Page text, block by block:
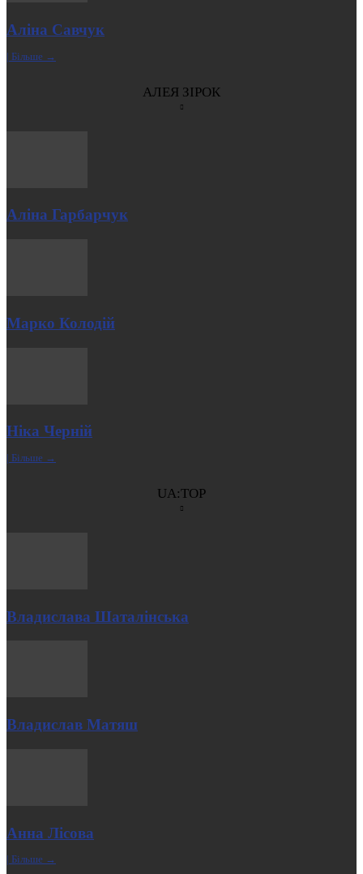
Аліна Савчук
| Більше →
АЛЕЯ ЗІРОК
Аліна Гарбарчук
Марко Колодій
Ніка Черній
| Більше →
UA:TOP
Владислава Шаталінська
Владислав Матяш
Анна Лісова
| Більше →